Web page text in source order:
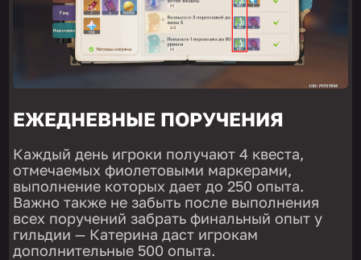
ЕЖЕДНЕВНЫЕ ПОРУЧЕНИЯ
Каждый день игроки получают 4 квеста,
отмечаемых фиолетовыми маркерами,
выполнение которых дает до 250 опыта.
Важно также не забыть после выполнения
всех поручений забрать финальный опыт у
гильдии — Катерина даст игрокам
дополнительные 500 опыта.